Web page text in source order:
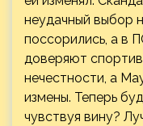
неудачный выбор
поссорились, а в
доверяют
нечестности, а
измены. Теперь
чувствуя вину?